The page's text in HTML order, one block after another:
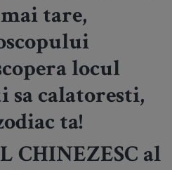
tare,
locul
sa calatoresti,
ta!
CHINEZESC al